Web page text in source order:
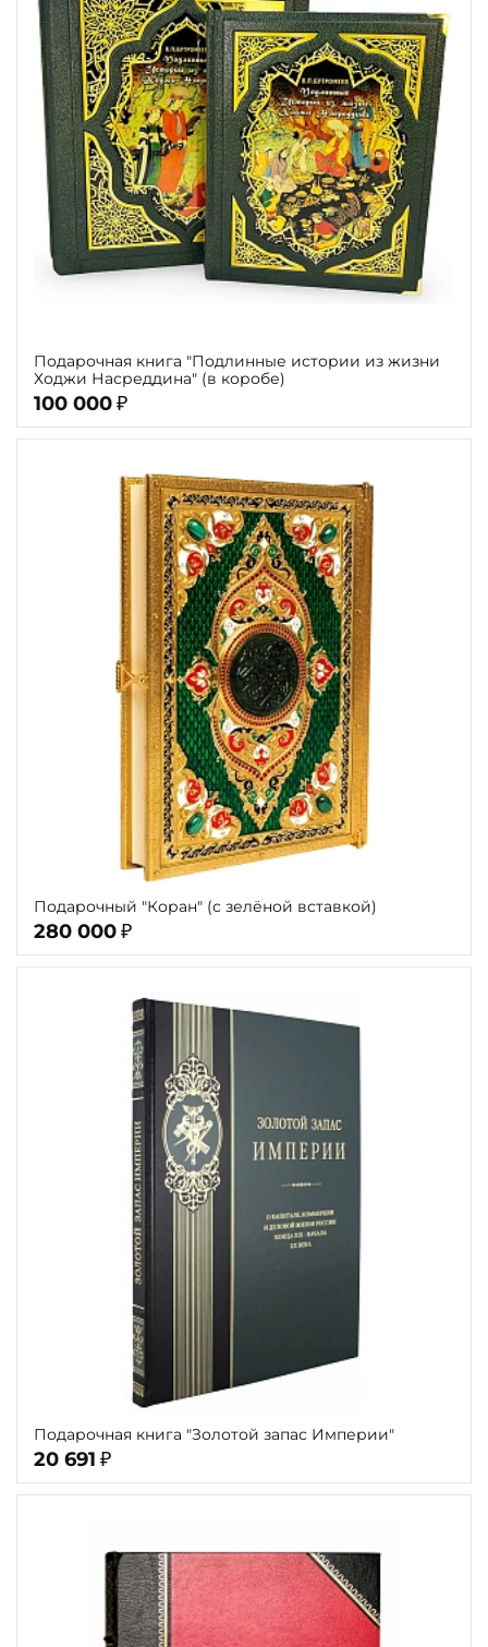
Подарочная книга "Подлинные истории из жизни
Ходжи Насреддина" (в коробе)
100 000 ₽
Подарочный "Коран" (с зелёной вставкой)
280 000 ₽
Подарочная книга "Золотой запас Империи"
20 691 ₽